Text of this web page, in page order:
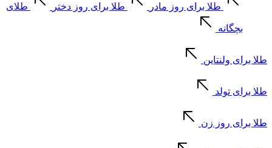
طلا برای روز مادر طلا برای روز دختر طلای
بچگانه
طلا برای ولنتاین
طلا برای تولد
طلا برای روز زن